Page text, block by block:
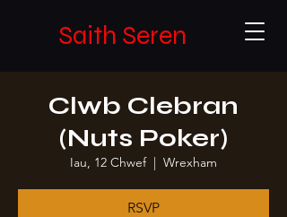
Saith Seren
Clwb Clebran
(Nuts Poker)
Iau, 12 Chwef
  |
Wrexham
RSVP